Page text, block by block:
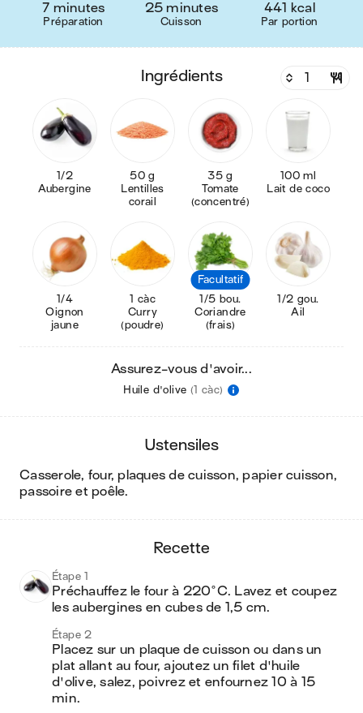
7 minutes
Préparation
25 minutes
Cuisson
441 kcal
Par portion
ingrédients
1/2
Aubergine
50 g
Lentilles
corail
35 g
Tomate
(concentré)
100 ml
Lait de coco
1/4
Oignon
jaune
1 càc
Curry
(poudre)
Facultatif
1/5 bou.
Coriandre
(frais)
1/2 gou.
Ail
Assurez-vous d'avoir...
Huile d'olive (1 càc)
ustensiles
casserole, four, plaques de cuisson, papier cuisson,
passoire et poêle.
recette
Étape 1
Préchauffez le four à 220°C. Lavez et coupez
les aubergines en cubes de 1,5 cm.
Étape 2
Placez sur un plaque de cuisson ou dans un
plat allant au four, ajoutez un filet d'huile
d'olive, salez, poivrez et enfournez 10 à 15
min.